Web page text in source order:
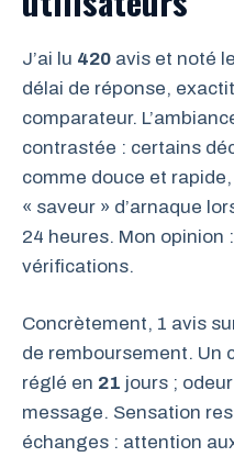
J’ai lu 420 avis et noté
délai de réponse,
comparateur.
contrastée : certains
comme douce et rapide,
« saveur » d’arnaque
24 heures. Mon opinion
vérifications.
Concrètement, 1 avis
de remboursement. Un
réglé en 21 jours ;
message. Sensation
échanges : attention